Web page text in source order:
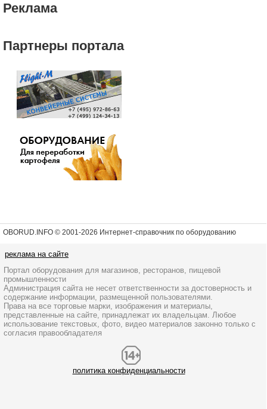
Реклама
Партнеры портала
OBORUD.INFO © 2001-2026 Интернет-справочник по оборудованию
реклама на сайте
Портал оборудования для магазинов, ресторанов, пищевой
промышленности
Администрация сайта не несет ответственности за достоверность и
содержание информации, размещенной пользователями.
Права на все торговые марки, изображения и материалы,
представленные на сайте, принадлежат их владельцам. Любое
использование текстовых, фото, видео материалов законно только с
согласия правообладателя
политика конфиденциальности